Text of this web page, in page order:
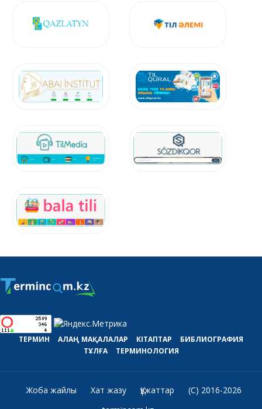
ТЕРМИН АЛАҢ МАҚАЛАЛАР КІТАПТАР
БИБЛИОГРАФИЯ
ТҰЛҒА
ТЕРМИНОЛОГИЯ
Жоба жайлы Хат жазу Құжаттар
(C) 2016-2026